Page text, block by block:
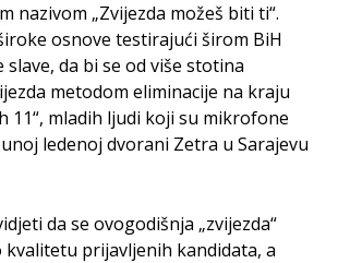
nazivom „Zvijezda možeš biti ti“.
osnove testirajući širom BiH
slave, da bi se od više stotina
metodom eliminacije na kraju
11“, mladih ljudi koji su mikrofone
ledenoj dvorani Zetra u Sarajevu
da se ovogodišnja „zvijezda“
kvalitetu prijavljenih kandidata, a